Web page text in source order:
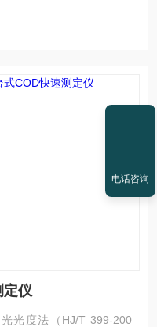
定仪
光度法（HJ/T 399-200
电话咨询